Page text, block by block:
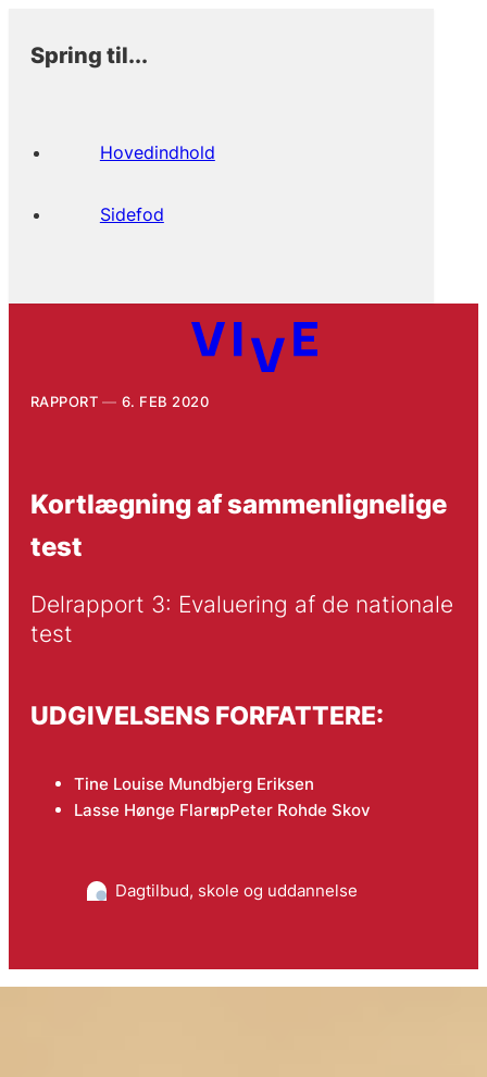
Spring til...
Hovedindhold
Sidefod
RAPPORT 6. FEB 2020
Kortlægning af sammenlignelige
test
Delrapport 3: Evaluering af de nationale
test
UDGIVELSENS FORFATTERE:
Tine Louise Mundbjerg Eriksen
Lasse Hønge FlarupPeter Rohde Skov
Dagtilbud, skole og uddannelse